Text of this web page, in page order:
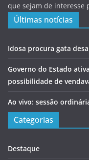
que sejam de interesse
Últimas notícias
Idosa procura gata
Governo do Estado
possibilidade de
Ao vivo: sessão
Categorias
Destaque